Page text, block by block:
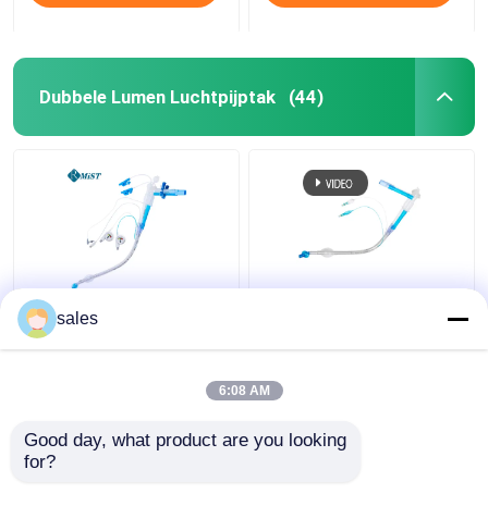
Dubbele Lumen Luchtpijptak (44)
Van het Lumencuffed
Tracheostomy van ICU
sales
6:08 AM
Good day, what product are you looking
for?